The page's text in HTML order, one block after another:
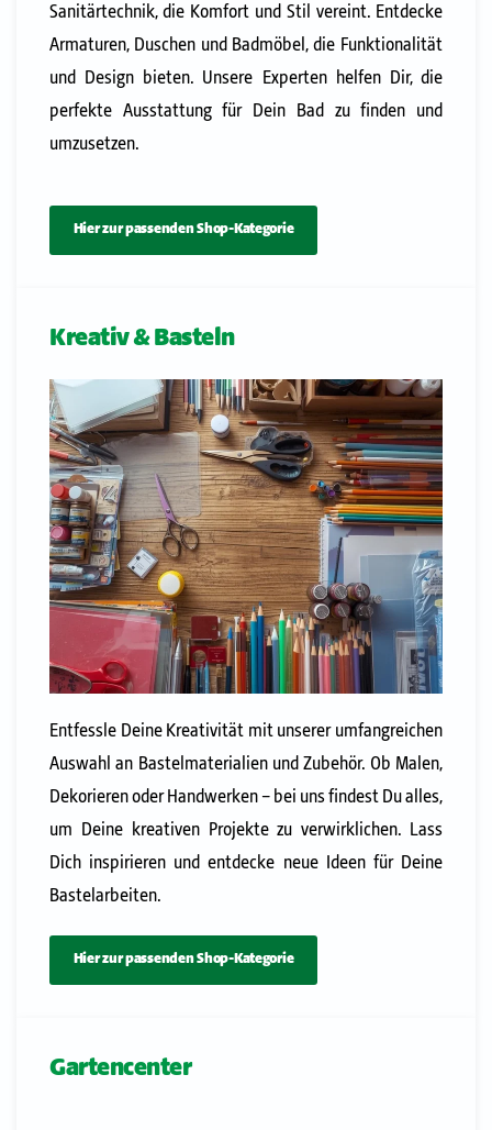
Sanitärtechnik, die Komfort und Stil vereint. Entdecke
Armaturen, Duschen und Badmöbel, die Funktionalität
und Design bieten. Unsere Experten helfen Dir, die
perfekte Ausstattung für Dein Bad zu finden und
umzusetzen.
Hier zur passenden Shop-Kategorie
Kreativ & Basteln
Entfessle Deine Kreativität mit unserer umfangreichen
Auswahl an Bastelmaterialien und Zubehör. Ob Malen,
Dekorieren oder Handwerken – bei uns findest Du alles,
um Deine kreativen Projekte zu verwirklichen. Lass
Dich inspirieren und entdecke neue Ideen für Deine
Bastelarbeiten.
Hier zur passenden Shop-Kategorie
Gartencenter